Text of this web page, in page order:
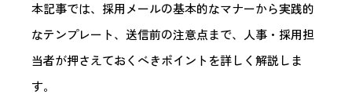
本記事では、採用メールの基本的なマナーから実践的
なテンプレート、送信前の注意点まで、人事・採用担
当者が押さえておくべきポイントを詳しく解説しま
す。